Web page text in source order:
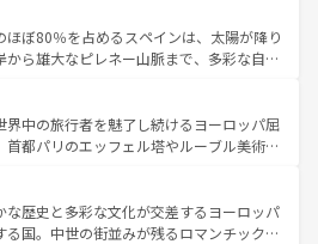
ナの美しい田園風景やアマルフィ海岸の絶
観も見逃せない。観光の合間には、本場の
ど、絶品のイタリア料理を堪能することも
タリアで、忘れられない旅をしてみよう！
タリア情報はコンテンツ一覧 を参照してほ
ほぼ80％を占めるスペインは、太陽が降り
から雄大なピレネー山脈まで、多彩な自然
の国では、情熱的なフラメンコ、熱気あふ
て美味しいタパスが生活の一部となってい
ードの洗練された雰囲気や、バルセロナの
やかなビーチリゾートまで多彩な表情を見
って風土や気候が異なるスペインはその個
性で訪れる人を魅了する。 なお、新着のスペイン情報はコ
界中の旅行者を魅了し続けるヨーロッパ屈
首都パリのエッフェル塔やルーブル美術館
が詰まっている。華麗な宮殿、歴史的な大
ーチ、そして豊かな自然が、訪れる者を心
また、フランスは美食の国としても知ら
な歴史と多彩な文化が交差するヨーロッパ
る国。中世の街並みが残るロマンチック街